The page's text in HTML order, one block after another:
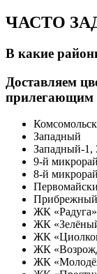
ЧАСТО
В какие
Доставляем
прилегающим
Западный
Западный-1,
9-й
8-й
Прибрежный
ЖК «Радуга»
ЖК
ЖК
ЖК
ЖК